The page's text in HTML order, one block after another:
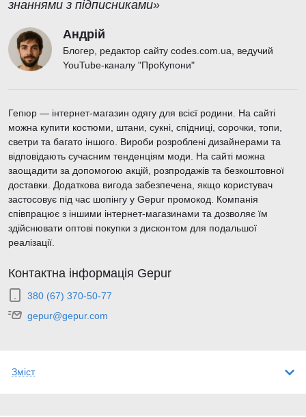
Зміст
знаннями з підписниками»
Андрій
Блогер, редактор сайту codes.com.ua, ведучий
YouTube-каналу "ПроКупони"
Гепюр — інтернет-магазин одягу для всієї родини. На сайті
можна купити костюми, штани, сукні, спідниці, сорочки, топи,
светри та багато іншого. Вироби розроблені дизайнерами та
відповідають сучасним тенденціям моди. На сайті можна
заощадити за допомогою акцій, розпродажів та безкоштовної
доставки. Додаткова вигода забезпечена, якщо користувач
застосовує під час шопінгу у Gepur промокод. Компанія
співпрацює з іншими інтернет-магазинами та дозволяє їм
здійснювати оптові покупки з дисконтом для подальшої
реалізації.
Контактна інформація Gepur
380 (67) 370-50-77
gepur@gepur.com